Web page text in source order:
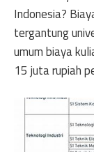
Indonesia?
tergantung
umum biaya
15 juta rupiah